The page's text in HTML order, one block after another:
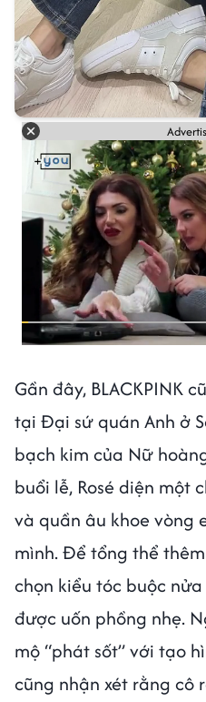
Gần đây, BLACKPINK
tại Đại sứ quán Anh ở
bạch kim của Nữ
buổi lễ, Rosé diện một
và quần âu khoe vòng
mình. Để tổng thể
chọn kiểu tóc buộc
được uốn phồng nhẹ.
mộ “phát sốt” với tạo
cũng nhận xét rằng cô